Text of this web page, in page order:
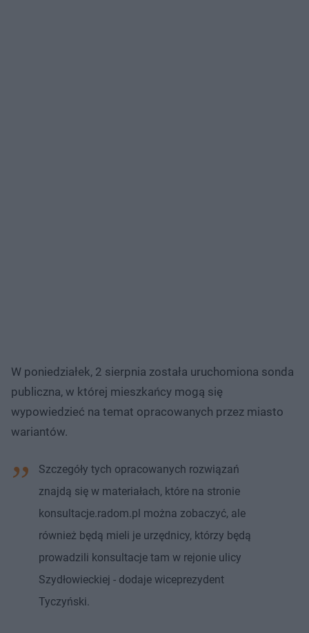
W poniedziałek, 2 sierpnia została uruchomiona sonda
publiczna, w której mieszkańcy mogą się
wypowiedzieć na temat opracowanych przez miasto
wariantów.
Szczegóły tych opracowanych rozwiązań
znajdą się w materiałach, które na stronie
konsultacje.radom.pl można zobaczyć, ale
również będą mieli je urzędnicy, którzy będą
prowadzili konsultacje tam w rejonie ulicy
Szydłowieckiej - dodaje wiceprezydent
Tyczyński.